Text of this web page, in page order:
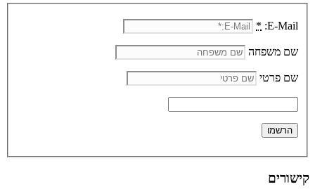
E-Mail:
*
שם משפחה
שם פרטי
קישורים